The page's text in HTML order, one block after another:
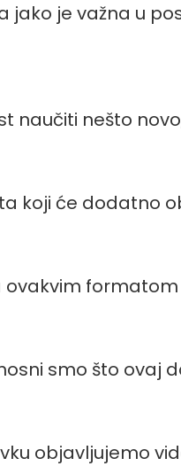
jako je važna u
naučiti nešto
koji će dodatno
ovakvim
smo što ovaj
objavljujemo